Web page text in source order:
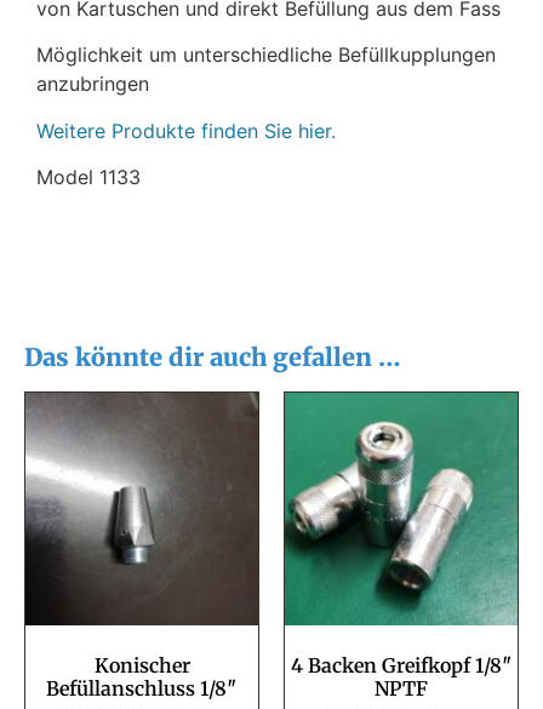
von Kartuschen und direkt Befüllung aus dem Fass
Möglichkeit um unterschiedliche Befüllkupplungen
anzubringen
Weitere Produkte finden Sie hier.
Model 1133
Das könnte dir auch gefallen …
Konischer
Befüllanschluss 1/8″
4 Backen Greifkopf 1/8″
NPTF